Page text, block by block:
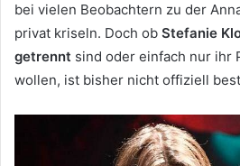
bei vielen Beobachtern zu der
privat kriseln. Doch ob Stefanie
getrennt sind oder einfach nur ihr
wollen, ist bisher nicht offiziell